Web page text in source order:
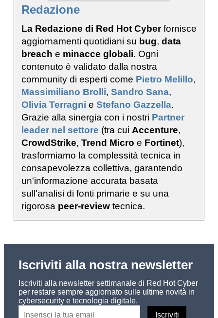
Redazione
La Redazione di Red Hot Cyberfornisce
aggiornamenti quotidiani su bug, data
breach e minacce globali. Ogni
contenuto è validato dalla nostra
community di esperti come Pietro Melillo,
Massimiliano Brolli, Sandro Sana,
Olivia Terragni e Stefano Gazzella.
Grazie alla sinergia con i nostri Partner
leader nel settore (tra cui Accenture,
CrowdStrike, Trend Micro e Fortinet),
trasformiamo la complessità tecnica in
consapevolezza collettiva, garantendo
un'informazione accurata basata
sull'analisi di fonti primarie e su una
rigorosa peer-review tecnica.
Iscriviti alla nostra newsletter
Iscriviti alla newsletter settimanale di Red Hot Cyber
per restare sempre aggiornato sulle ultime novità in
cybersecurity e tecnologia digitale.